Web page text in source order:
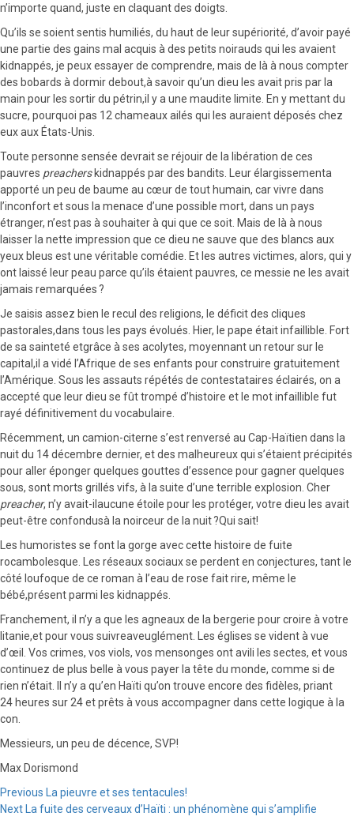
n’importe quand, juste en claquant des doigts.
Qu’ils se soient sentis humiliés, du haut de leur supériorité, d’avoir payé
une partie des gains mal acquis à des petits noirauds qui les avaient
kidnappés, je peux essayer de comprendre, mais de là à nous compter
des bobards à dormir debout,à savoir qu’un dieu les avait pris par la
main pour les sortir du pétrin,il y a une maudite limite. En y mettant du
sucre, pourquoi pas 12 chameaux ailés qui les auraient déposés chez
eux aux États-Unis.
Toute personne sensée devrait se réjouir de la libération de ces
pauvres preacherskidnappés par des bandits. Leur élargissementa
apporté un peu de baume au cœur de tout humain, car vivre dans
l’inconfort et sous la menace d’une possible mort, dans un pays
étranger, n’est pas à souhaiter à qui que ce soit. Mais de là à nous
laisser la nette impression que ce dieu ne sauve que des blancs aux
yeux bleus est une véritable comédie. Et les autres victimes, alors, qui y
ont laissé leur peau parce qu’ils étaient pauvres, ce messie ne les avait
jamais remarquées ?
Je saisis assez bien le recul des religions, le déficit des cliques
pastorales,dans tous les pays évolués. Hier, le pape était infaillible. Fort
de sa sainteté etgrâce à ses acolytes, moyennant un retour sur le
capital,il a vidé l’Afrique de ses enfants pour construire gratuitement
l’Amérique. Sous les assauts répétés de contestataires éclairés, on a
accepté que leur dieu se fût trompé d’histoire et le mot infaillible fut
rayé définitivement du vocabulaire.
Récemment, un camion-citerne s’est renversé au Cap-Haïtien dans la
nuit du 14 décembre dernier, et des malheureux qui s’étaient précipités
pour aller éponger quelques gouttes d’essence pour gagner quelques
sous, sont morts grillés vifs, à la suite d’une terrible explosion. Cher
preacher, n’y avait-ilaucune étoile pour les protéger, votre dieu les avait
peut-être confondusà la noirceur de la nuit ?Qui sait!
Les humoristes se font la gorge avec cette histoire de fuite
rocambolesque. Les réseaux sociaux se perdent en conjectures, tant le
côté loufoque de ce roman à l’eau de rose fait rire, même le
bébé,présent parmi les kidnappés.
Franchement, il n’y a que les agneaux de la bergerie pour croire à votre
litanie,et pour vous suivreaveuglément. Les églises se vident à vue
d’œil. Vos crimes, vos viols, vos mensonges ont avili les sectes, et vous
continuez de plus belle à vous payer la tête du monde, comme si de
rien n’était. Il n’y a qu’en Haïti qu’on trouve encore des fidèles, priant
24 heures sur 24 et prêts à vous accompagner dans cette logique à la
con.
Messieurs, un peu de décence, SVP!
Max Dorismond
Continue
Reading
Previous La pieuvre et ses tentacules!
Next La fuite des cerveaux d’Haïti : un phénomène qui s’amplifie